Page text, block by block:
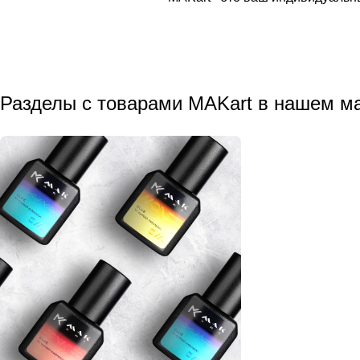
Разделы с товарами MAKart в нашем